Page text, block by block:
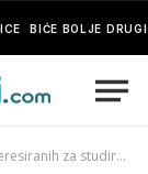
BIĆE BOLJE
za studiranje